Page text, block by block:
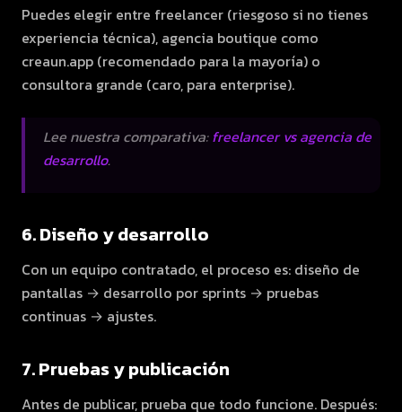
Puedes elegir entre freelancer (riesgoso si no tienes
experiencia técnica), agencia boutique como
creaun.app (recomendado para la mayoría) o
consultora grande (caro, para enterprise).
Lee nuestra comparativa:freelancer vs agencia de
desarrollo.
6. Diseño y desarrollo
Con un equipo contratado, el proceso es: diseño de
pantallas → desarrollo por sprints → pruebas
continuas → ajustes.
7. Pruebas y publicación
Antes de publicar, prueba que todo funcione. Después: